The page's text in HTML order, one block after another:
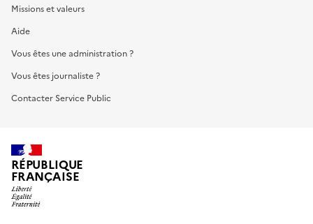
Missions et valeurs
Aide
Vous êtes une administration ?
Vous êtes journaliste ?
Contacter Service Public
RÉPUBLIQUE
FRANÇAISE